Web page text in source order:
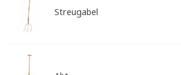
Streugabel